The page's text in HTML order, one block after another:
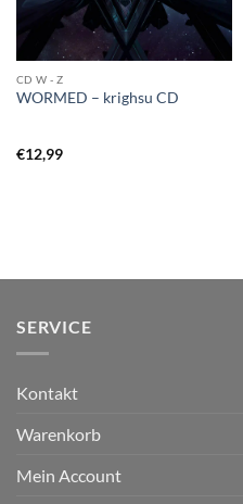
CD W - Z
WORMED – krighsu CD
€12,99
SERVICE
Kontakt
Warenkorb
Mein Account